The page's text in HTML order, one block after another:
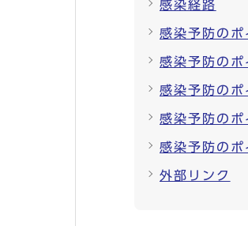
感染経路
感染予防のポ
感染予防のポ
感染予防のポ
感染予防のポ
感染予防のポ
外部リンク